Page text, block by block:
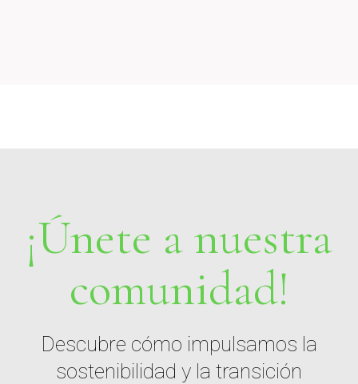
¡Únete a nuestra
comunidad!
Descubre cómo impulsamos la
sostenibilidad y la transición